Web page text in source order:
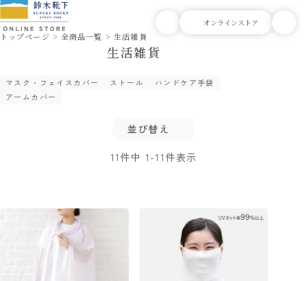
トップページ 全商品一覧 生活雑貨
生活雑貨
マスク・フェイスカバー ストール
ハンドケア手袋
アームカバー
並び替え
11 件中 1 -11 件表示